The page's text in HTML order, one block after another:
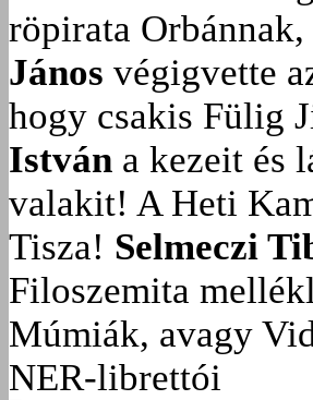
röpirata
János végigvette
hogy csakis Fülig
István a kezeit és
valakit! A Heti
Tisza! Selmeczi
Filoszemita
Múmiák, avagy
NER-librettói